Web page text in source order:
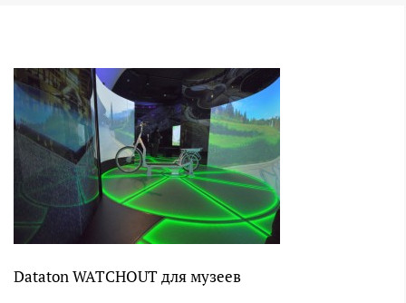
Dataton WATCHOUT для музеев